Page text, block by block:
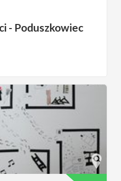
- Poduszkowiec